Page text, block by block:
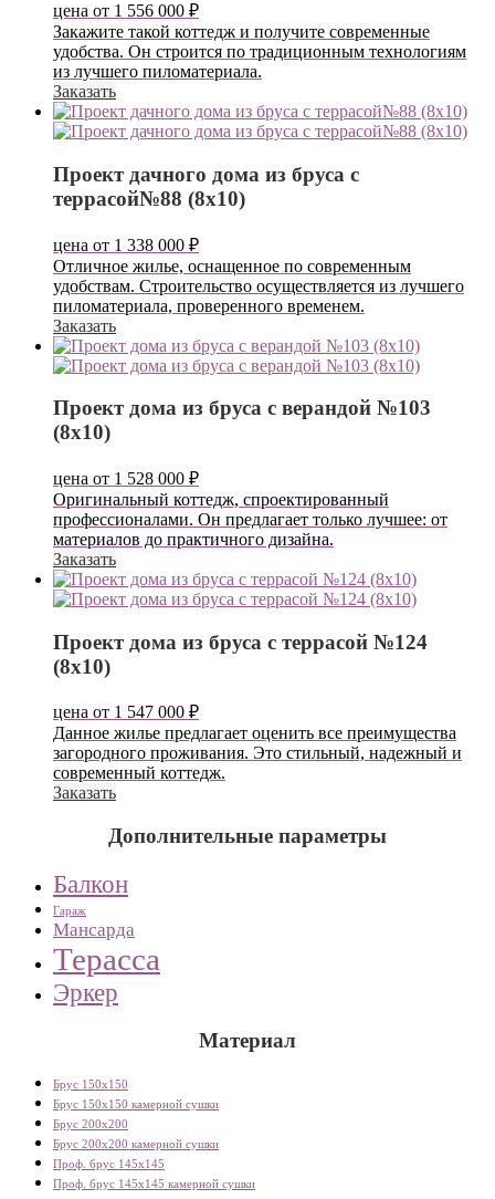
цена от 1 556 000 ₽
Закажите такой коттедж и получите современные
удобства. Он строится по традиционным технологиям
из лучшего пиломатериала.
Заказать
Проект дачного дома из бруса с
террасой№88 (8х10)
цена от 1 338 000 ₽
Отличное жилье, оснащенное по современным
удобствам. Строительство осуществляется из лучшего
пиломатериала, проверенного временем.
Заказать
Проект дома из бруса с верандой №103
(8х10)
цена от 1 528 000 ₽
Оригинальный коттедж, спроектированный
профессионалами. Он предлагает только лучшее: от
материалов до практичного дизайна.
Заказать
Проект дома из бруса с террасой №124
(8х10)
цена от 1 547 000 ₽
Данное жилье предлагает оценить все преимущества
загородного проживания. Это стильный, надежный и
современный коттедж.
Заказать
Дополнительные параметры
Балкон
Гараж
Мансарда
Терасса
Эркер
Материал
Брус 150х150
Брус 150х150 камерной сушки
Брус 200х200
Брус 200х200 камерной сушки
Проф. брус 145х145
Проф. брус 145х145 камерной сушки